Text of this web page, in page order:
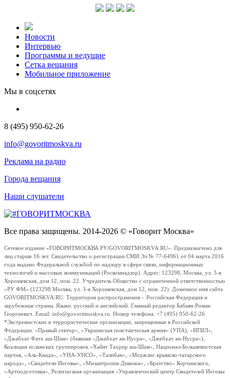
Новости
Интервью
Программы и ведущие
Сетка вещания
Мобильное приложение
Мы в соцсетях
8 (495) 950-62-26
info@govoritmoskva.ru
Реклама на радио
Города вещания
Наши слушатели
Все права защищены. 2014-2026 © «Говорит Москва»
Сетевое издание «ГОВОРИТМОСКВА.РУ/GOVORITMOSKVA.RU». Предназначено для
лиц старше 16 лет. Свидетельство о регистрации СМИ Эл № 77-64961 от 04 марта 2016
года выдано Федеральной службой по надзору в сфере связи, информационных
технологий и массовых коммуникаций (Роскомнадзор). Адрес: 123298, Москва, ул. 3-я
Хорошевская, дом 12, пом. 22. Учредитель Общество с ограниченной ответственностью
«РУ ФМ» (123298 Москва, ул. 3-я Хорошевская, дом 12, пом. 22). Доменное имя сайта
GOVORITMOSKVA.RU. Территория распространения – Российская Федерация и
зарубежные страны. Языки: русский и английский. Главный редактор Бабаян Роман
Георгиевич. Email: info@govoritmoskva.ru. Номер телефона: +7 (495) 950-62-26
*Экстремистские и террористические организации, запрещенные в Российской
Федерации: «Правый сектор», «Украинская повстанческая армия» (УПА), «ИГИЛ»,
«Джабхат Фатх аш-Шам» (бывшая «Джабхат ан-Нусра», «Джебхат ан-Нусра»),
Коалиция исламских группировок «Хайят Тахрир аш-Шам», Национал-Большевистская
партия, «Аль-Каида», «УНА-УНСО», «Талибан», «Меджлис крымско-татарского
народа», «Свидетели Иеговы», «Мизантропик Дивижн», «Братство» Корчинского,
«Артподготовка», Религиозная организация «Управленческий центр Свидетелей Иеговы